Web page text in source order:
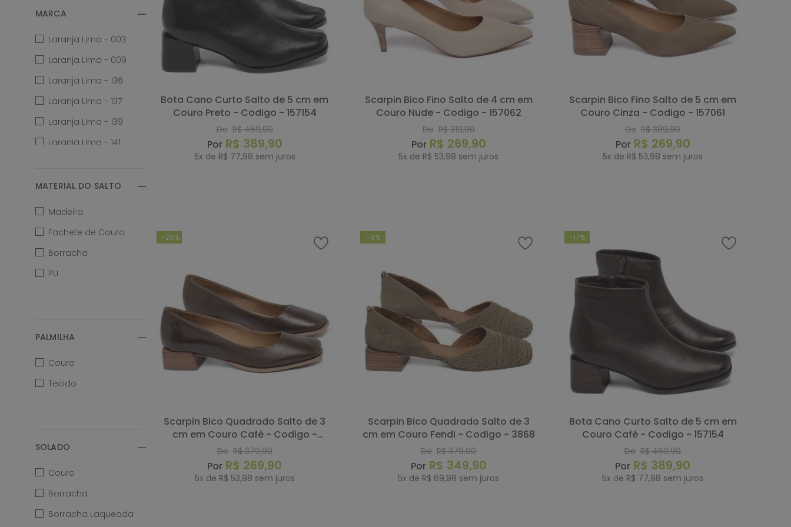
Vinho
Zebra
Terracota
MARCA
Laranja Lima - 003
Laranja Lima - 009
Laranja Lima - 136
Laranja Lima - 137
Laranja Lima - 139
Laranja Lima - 141
Laranja Lima - 151
MATERIAL DO SALTO
Madeira
Fachete de Couro
Borracha
PU
PALMILHA
Couro
Tecido
SOLADO
Couro
Borracha
Borracha Laqueada
Bota Cano Curto Salto de 5 cm em
Couro Preto - Codigo - 157154
De R$ 469,90
R$ 389,90
5x de R$ 77,98 sem juros
Scarpin Bico Fino Salto de 4 cm em
Couro Nude - Codigo - 157062
De R$ 319,90
R$ 269,90
5x de R$ 53,98 sem juros
Scarpin Bico Fino Salto de 5 cm em
Couro Cinza - Codigo - 157061
De R$ 389,90
R$ 269,90
5x de R$ 53,98 sem juros
-29%
Scarpin Bico Quadrado Salto de 3
cm em Couro Café - Codigo -
157060
De R$ 379,90
R$ 269,90
5x de R$ 53,98 sem juros
-8%
Scarpin Bico Quadrado Salto de 3
cm em Couro Fendi - Codigo - 3868
De R$ 379,90
R$ 349,90
5x de R$ 69,98 sem juros
-17%
Bota Cano Curto Salto de 5 cm em
Couro Café - Codigo - 157154
De R$ 469,90
R$ 389,90
5x de R$ 77,98 sem juros